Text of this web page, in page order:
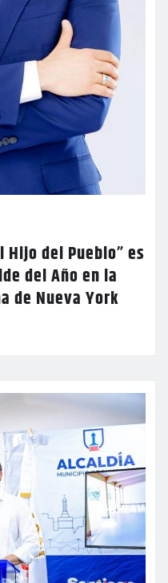
Hijo del Pueblo” es
del Año en la
de Nueva York